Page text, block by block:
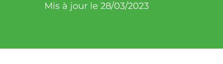
Mis à jour le 28/03/2023